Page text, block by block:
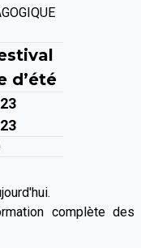
d’été
complète des